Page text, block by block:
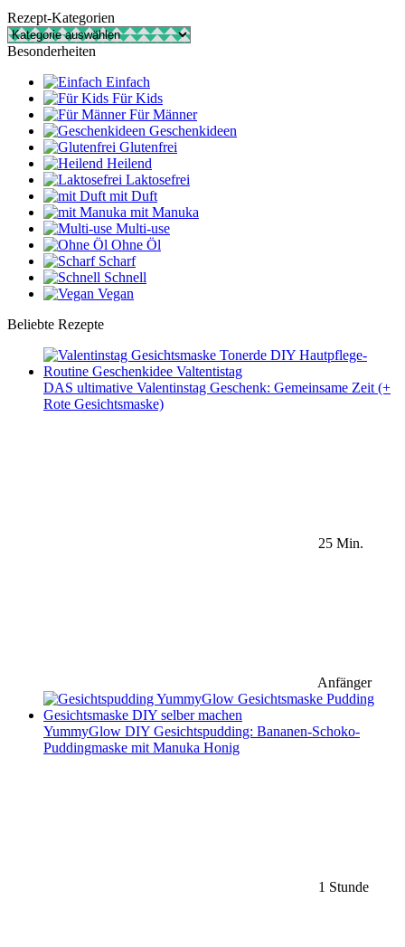
Rezept-Kategorien
Rezept-
Kategorien
Besonderheiten
Einfach
Für Kids
Für Männer
Geschenkideen
Glutenfrei
Heilend
Laktosefrei
mit Duft
mit Manuka
Multi-use
Ohne Öl
Scharf
Schnell
Vegan
Beliebte Rezepte
DAS ultimative Valentinstag Geschenk: Gemeinsame Zeit (+
Rote Gesichtsmaske)
25 Min.
Anfänger
YummyGlow DIY Gesichtspudding: Bananen-Schoko-
Puddingmaske mit Manuka Honig
1 Stunde